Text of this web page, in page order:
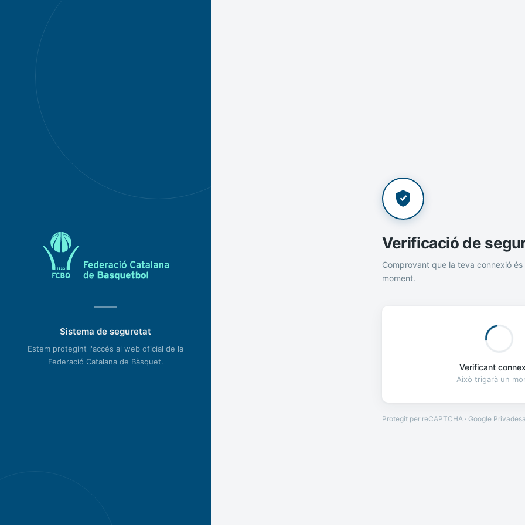
Sistema de seguretat
Estem protegint l'accés al web oficial de la
Federació Catalana de Bàsquet.
Verificació de
Comprovant que la teva connexió és
moment.
Verificant
Això trigarà un
Protegit per reCAPTCHA · Google Privadesa